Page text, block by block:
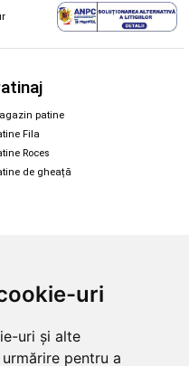
uri
uri și alte
pentru a
patine
Fila
Roces
de gheață
snowboard
Skate & longboard